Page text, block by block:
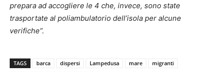
prepara ad accogliere le 4 che, invece, sono state
trasportate al poliambulatorio dell’isola per alcune
verifiche”.
TAGS barca dispersi Lampedusa mare
migranti